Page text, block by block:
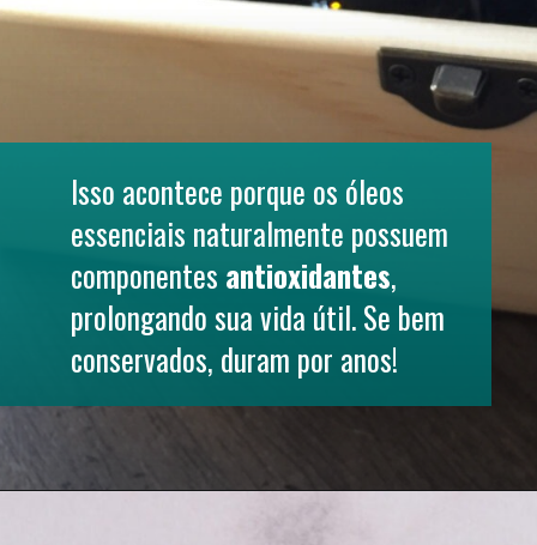
Isso acontece porque os óleos
essenciais naturalmente possuem
componentes antioxidantes,
prolongando sua vida útil. Se bem
conservados, duram por anos!